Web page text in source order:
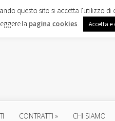
CONTRATTI » CHI SIAMO
questo sito si accetta l'utilizzo
la pagina cookies. Accetta e